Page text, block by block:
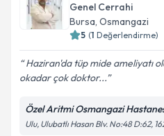
Genel Cerrahi
Bursa, Osmangazi
5 (1 Değerlendirme)
Haziran'da tüp mide ameliyatı
okadar çok doktor...
Özel Aritmi Osmangazi
Ulu, Ulubatlı Hasan Blv. No:48 D:62,